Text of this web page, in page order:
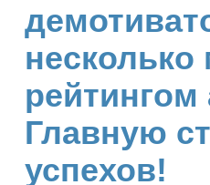
рейтингом
Главную
успехов!